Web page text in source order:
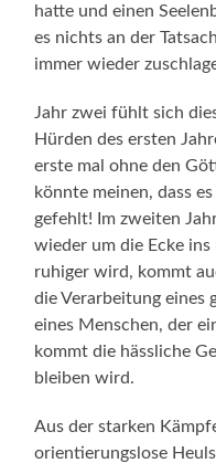
hatte und einen
es nichts an der
immer wieder
Jahr zwei fühlt sich
Hürden des ersten
erste mal ohne den
könnte meinen, dass
gefehlt! Im zweiten
wieder um die Ecke
ruhiger wird, kommt
die Verarbeitung eines
eines Menschen, der
kommt die hässliche
bleiben wird.
Aus der starken
orientierungslose